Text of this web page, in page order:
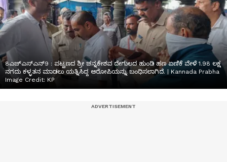
8ಎಚ್ಎಸ್ಎನ್9 : ಪಟ್ಟಣದ ಶ್ರೀ ಚನ್ನಕೇಶವ ದೇಗುಲದ ಹುಂಡಿ ಹಣ ಏಣಿಕೆ ವೇಳೆ 1.98 ಲಕ್ಷ
ನಗದು ಕಳ್ಳತನ ಮಾಡಲು ಯತ್ನಿಸಿದ್ದ ಆರೋಪಿಯನ್ನು ಬಂಧಿಸಲಾಗಿದೆ. | Kannada Prabha
Image Credit: KP